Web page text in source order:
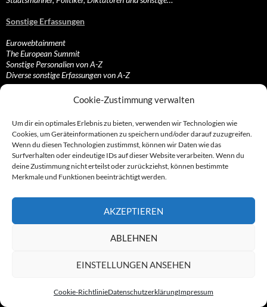
Cookie-Zustimmung verwalten
Um dir ein optimales Erlebnis zu bieten, verwenden wir Technologien wie
Cookies, um Geräteinformationen zu speichern und/oder darauf zuzugreifen.
Wenn du diesen Technologien zustimmst, können wir Daten wie das
Surfverhalten oder eindeutige IDs auf dieser Website verarbeiten. Wenn du
deine Zustimmung nicht erteilst oder zurückziehst, können bestimmte
Merkmale und Funktionen beeinträchtigt werden.
AKZEPTIEREN
ABLEHNEN
EINSTELLUNGEN ANSEHEN
Cookie-RichtlinieDatenschutzerklärungImpressum
Sonstige Erfassungen
Eurowebtainment
The European Summit
Sonstige Personalien von A-Z
Diverse sonstige Erfassungen von A-Z
Gesonderte Erfassungen
Die Firmen-Dienstleister
Die Inkassierer
Die IT-Dienstleister
Die Sonstigen
Die Streamer
Die Vertriebler
Abonnements und/oder Kostenfallen
Call-by-Call-, Pre-Select- und Vorwahl-Anbieter